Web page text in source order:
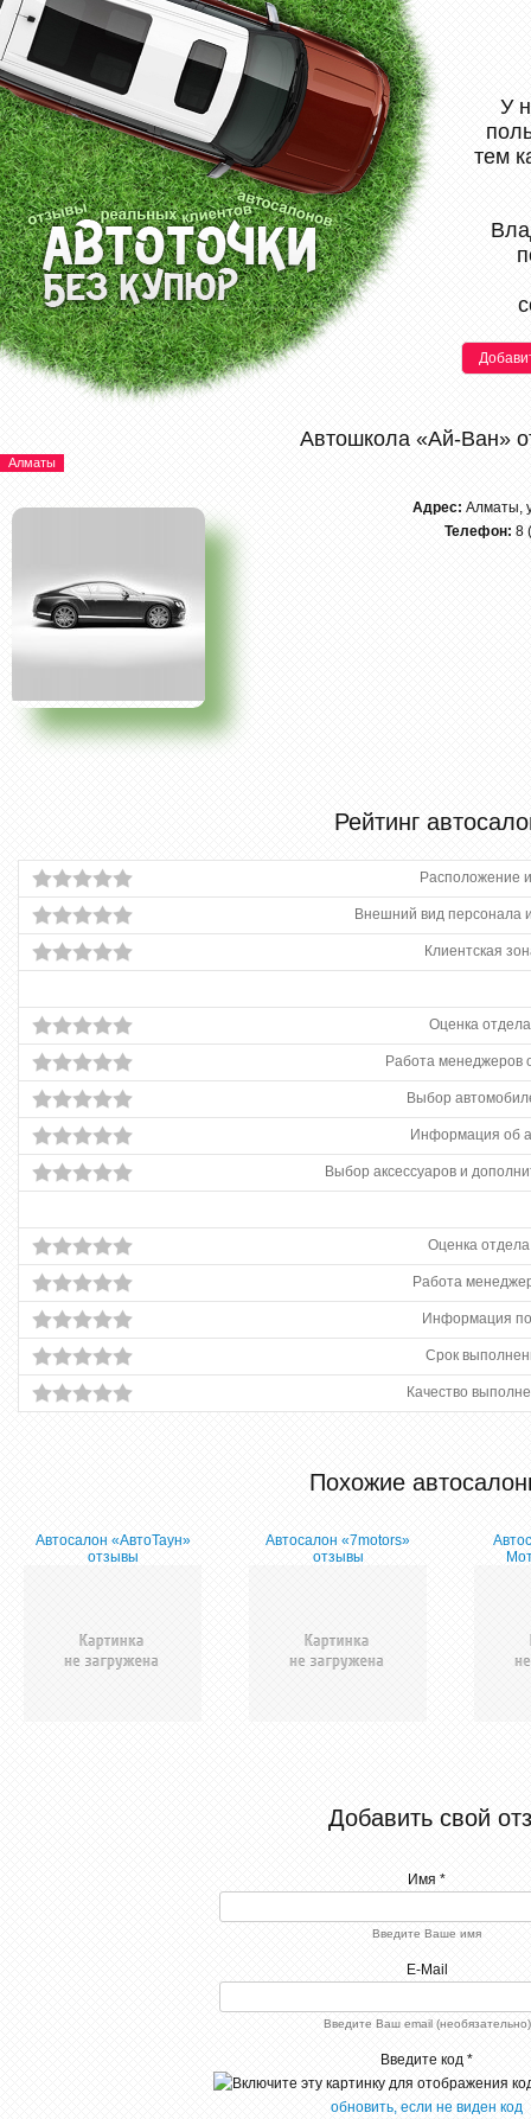
У
тем
Автошкола «Ай-Ван»
Алматы
Адрес: Алматы,
Телефон: 8
Рейтинг
Расположение
Внешний вид персонала
Клиентская
Оценка
Работа менеджеров
Выбор
Информация об
Выбор аксессуаров и
Оценка
Работа
Информация
Срок
Качество
Похожие
Автосалон «АвтоТаун»
отзывы
Автосалон «7motors»
отзывы
Добавить свой
Имя *
Введите Ваше имя
E-Mail
Введите Ваш email (необязательно)
Введите код *
обновить, если не виден код